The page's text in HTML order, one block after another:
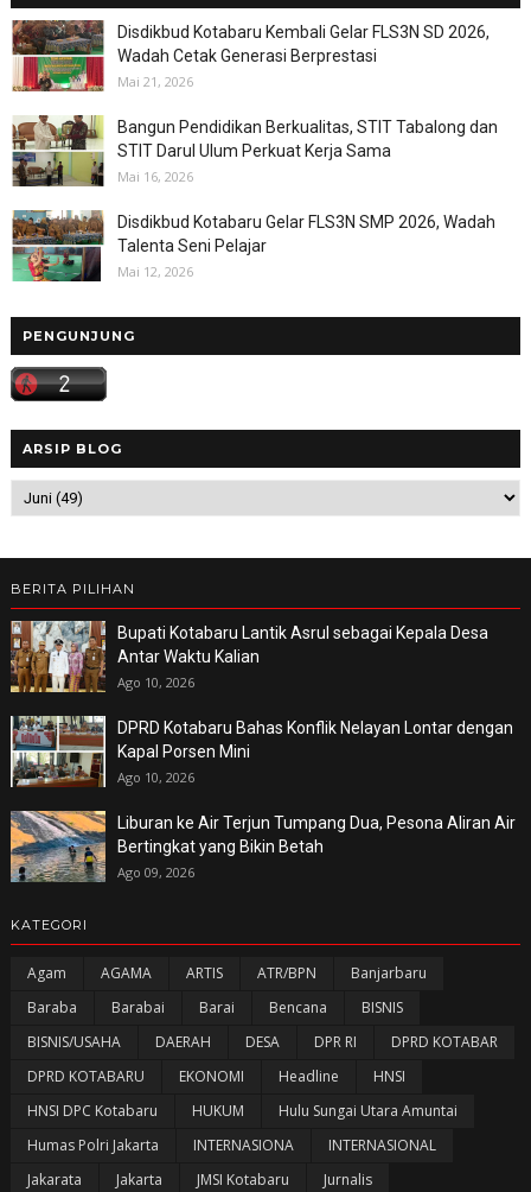
Disdikbud Kotabaru Kembali Gelar FLS3N SD 2026,
Wadah Cetak Generasi Berprestasi
Mai 21, 2026
Bangun Pendidikan Berkualitas, STIT Tabalong dan
STIT Darul Ulum Perkuat Kerja Sama
Mai 16, 2026
Disdikbud Kotabaru Gelar FLS3N SMP 2026, Wadah
Talenta Seni Pelajar
Mai 12, 2026
PENGUNJUNG
ARSIP BLOG
BERITA PILIHAN
Bupati Kotabaru Lantik Asrul sebagai Kepala Desa
Antar Waktu Kalian
Ago 10, 2026
DPRD Kotabaru Bahas Konflik Nelayan Lontar dengan
Kapal Porsen Mini
Ago 10, 2026
Liburan ke Air Terjun Tumpang Dua, Pesona Aliran Air
Bertingkat yang Bikin Betah
Ago 09, 2026
KATEGORI
Agam AGAMA ARTIS ATR/BPN
Banjarbaru
Baraba
Barabai Barai Bencana
BISNIS
BISNIS/USAHA
DAERAH DESA DPR RI
DPRD KOTABAR
DPRD KOTABARU
EKONOMI Headline
HNSI
HNSI DPC Kotabaru
HUKUM
Hulu Sungai Utara Amuntai
Humas Polri Jakarta
INTERNASIONA
INTERNASIONAL
Jakarata
Jakarta JMSI Kotabaru
Jurnalis